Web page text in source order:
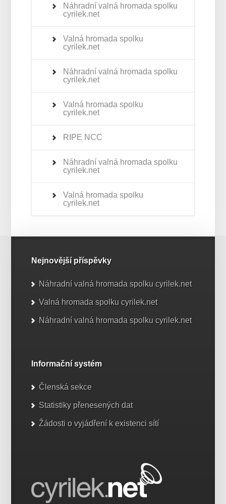
Náhradní valná hromada spolku
cyrilek.net
Valná hromada spolku
cyrilek.net
Náhradní valná hromada spolku
cyrilek.net
Valná hromada spolku
cyrilek.net
RIPE NCC
Náhradní valná hromada spolku
cyrilek.net
Valná hromada spolku
cyrilek.net
Nejnovější příspěvky
Náhradní valná hromada spolku cyrilek.net
Valná hromada spolku cyrilek.net
Náhradní valná hromada spolku cyrilek.net
Informační systém
Členská sekce
Statistiky přenesených dat
Žádosti o vyjádření k existenci sítí